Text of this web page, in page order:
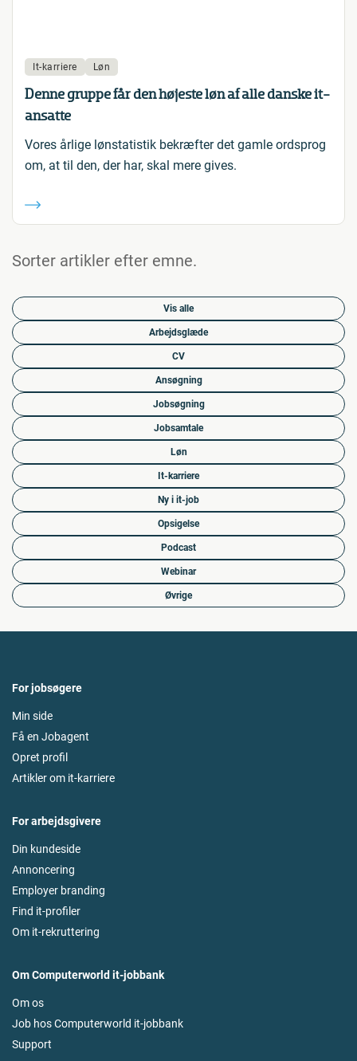
It-karriere Løn
Denne gruppe får den højeste løn af alle danske it-
ansatte
Vores årlige lønstatistik bekræfter det gamle ordsprog
om, at til den, der har, skal mere gives.
Sorter artikler efter emne.
Vis alle
Arbejdsglæde
CV
Ansøgning
Jobsøgning
Jobsamtale
Løn
It-karriere
Ny i it-job
Opsigelse
Podcast
Webinar
Øvrige
For jobsøgere
Min side
Få en Jobagent
Opret profil
Artikler om it-karriere
For arbejdsgivere
Din kundeside
Annoncering
Employer branding
Find it-profiler
Om it-rekruttering
Om Computerworld it-jobbank
Om os
Job hos Computerworld it-jobbank
Support